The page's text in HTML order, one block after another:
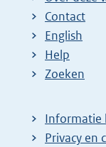
Contact
English
Help
Zoeken
Informatie
Privacy en